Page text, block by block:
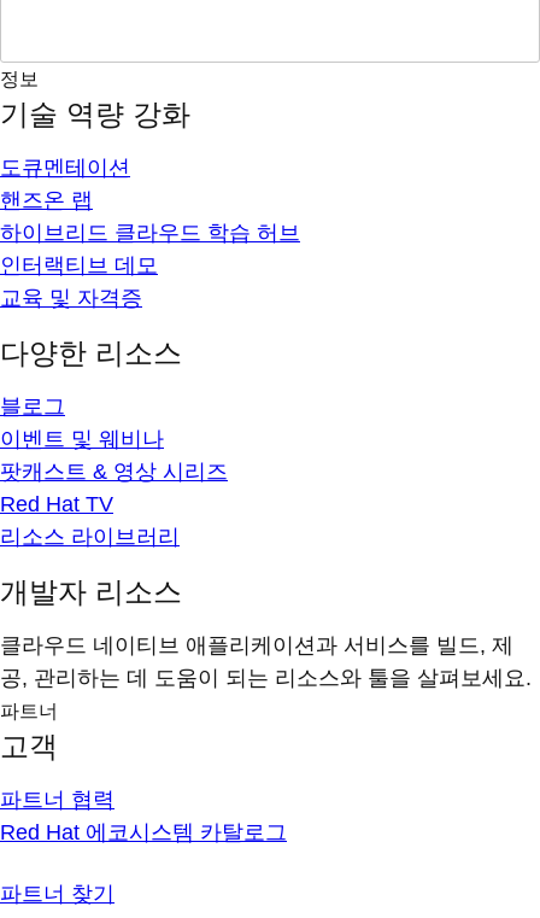
정보
기술 역량 강화
도큐멘테이션
핸즈온 랩
하이브리드 클라우드 학습 허브
인터랙티브 데모
교육 및 자격증
다양한 리소스
블로그
이벤트 및 웨비나
팟캐스트 & 영상 시리즈
Red Hat TV
리소스 라이브러리
개발자 리소스
클라우드 네이티브 애플리케이션과 서비스를 빌드, 제
공, 관리하는 데 도움이 되는 리소스와 툴을 살펴보세요.
파트너
고객
파트너 협력
Red Hat 에코시스템 카탈로그
파트너 찾기